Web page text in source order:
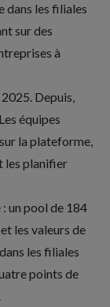
dans les filiales
sur des
à
Depuis,
équipes
la plateforme,
les planifier
: un pool de 184
les valeurs de
les filiales
points de